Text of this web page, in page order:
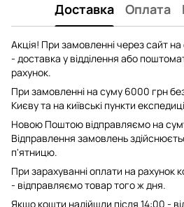
Доставка Оплата
Акція! При замовленні через сайт
- доставка у відділення або
рахунок.
При замовленні на суму 6000 грн
Києву та на київські пункти
Новою Поштою відправляємо на
Відправлення замовлень
п'ятницю.
При зарахуванні оплати на рахунок
- відправляємо товар того ж дня.
Якщо кошти надійшли після 14:00 -